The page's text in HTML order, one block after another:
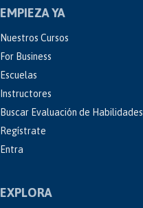
EMPIEZA YA
Nuestros Cursos
For Business
Escuelas
Instructores
Buscar Evaluación de Habilidades
Regístrate
Entra
EXPLORA